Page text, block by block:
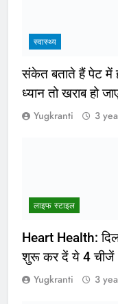
स्वास्थ्य
संकेत बताते हैं पेट में
ध्यान तो खराब हो
Yugkranti 3
लाइफ स्टाइल
Heart Health:
शुरू कर दें ये 4 चीजें
Yugkranti 3